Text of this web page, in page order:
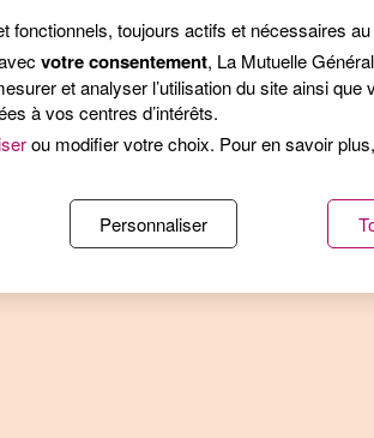
aussi
et
de nos
tous.
fonctionnels, toujours actifs et nécessaires
votre consentement, La Mutuelle
et analyser l’utilisation du site ainsi
à vos centres d’intérêts.
ou modifier votre choix. Pour en savoir
Personnaliser